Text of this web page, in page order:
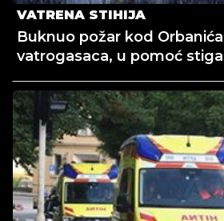
VATRENA STIHIJA
Buknuo požar kod
vatrogasaca, u pomoć